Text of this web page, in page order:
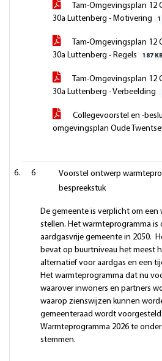
Tam-Omgevingsplan 12
30a Luttenberg - Motivering
Tam-Omgevingsplan 12
30a Luttenberg - Regels
187 KB
Tam-Omgevingsplan 12
30a Luttenberg - Verbeelding
Collegevoorstel en -
omgevingsplan Oude
6
Voorstel ontwerp
bespreekstuk
De gemeente is verplicht om
stellen. Het warmteprogramma is
aardgasvrije gemeente in 2050.
bevat op buurtniveau het meest
alternatief voor aardgas en een
Het warmteprogramma dat nu
waarover inwoners en partners
waarop zienswijzen kunnen
gemeenteraad wordt
Warmteprogramma 2026 te
stemmen.